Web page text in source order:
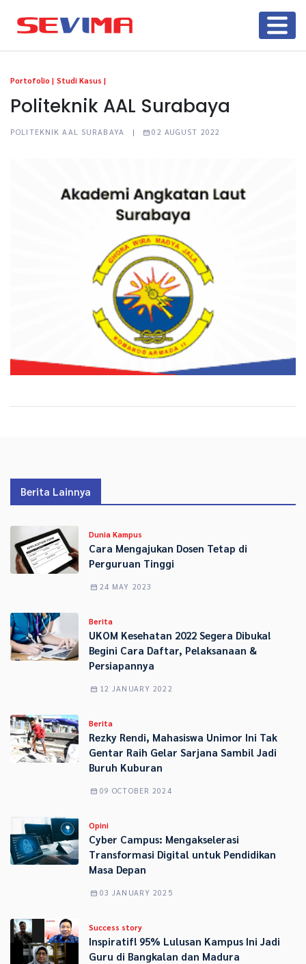
Portofolio | Studi Kasus |
Politeknik AAL Surabaya
POLITEKNIK AAL SURABAYA | 02 AUGUST 2022
Berita Lainnya
Dunia Kampus
Cara Mengajukan Dosen Tetap di
Perguruan Tinggi
24 MAY 2023
Berita
UKOM Kesehatan 2022 Segera Dibuka!
Begini Cara Daftar, Pelaksanaan &
Persiapannya
12 JANUARY 2022
Berita
Rezky Rendi, Mahasiswa Unimor Ini Tak
Gentar Raih Gelar Sarjana Sambil Jadi
Buruh Kuburan
09 OCTOBER 2024
Opini
Cyber Campus: Mengakselerasi
Transformasi Digital untuk Pendidikan
Masa Depan
03 JANUARY 2025
Success story
Inspiratif! 95% Lulusan Kampus Ini Jadi
Guru di Bangkalan dan Madura